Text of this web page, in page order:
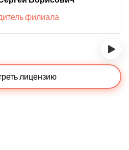
филиала
›
лицензию